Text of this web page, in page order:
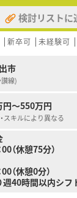
もオススメ＞
トの時間を大切にした
薬局で、将来的に長
なった方はお問い合わ
検討リストに
新卒可 未経験可
市
線)
～550万円
スキルにより異なる
（休憩75分）
（休憩0分）
40時間以内シフ